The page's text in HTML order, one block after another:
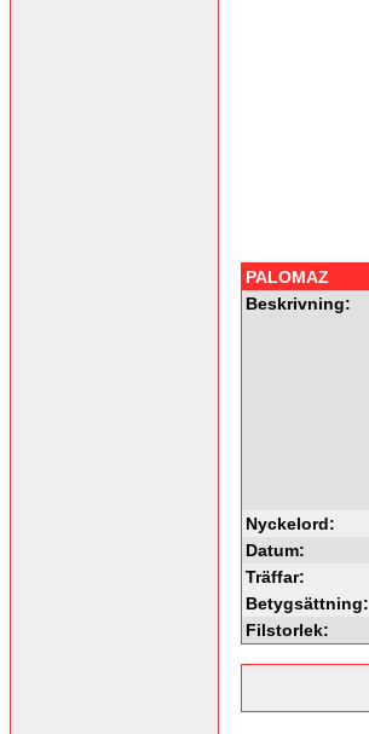
PALOMAZ
Beskrivning:
Nyckelord:
Datum:
Träffar:
Betygsättning:
Filstorlek: